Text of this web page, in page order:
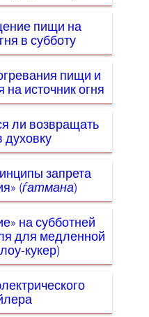
пищи на
в субботу
пищи и
источник огня
ли возвращать
духовку
запрета
(ѓатмана)
на субботней
для медленной
кукер)